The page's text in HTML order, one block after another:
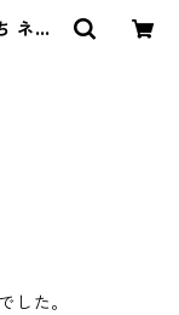
ネッ
した。